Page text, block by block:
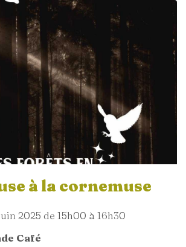
à la cornemuse
2025 de 15h00 à 16h30
Café